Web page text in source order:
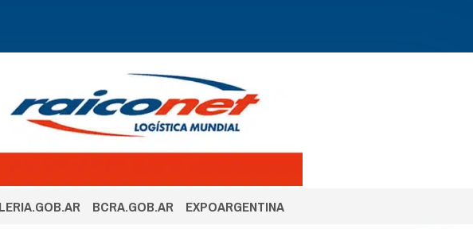
BCRA.GOB.AR EXPOARGENTINA